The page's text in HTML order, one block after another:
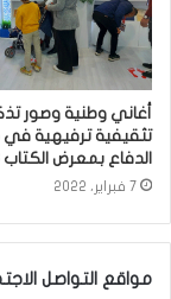
أغاني وطنية وصور
تثقيفية ترفيهية في
الدفاع بمعرض الكتاب 53
7 فبراير، 2022
مواقع التواصل